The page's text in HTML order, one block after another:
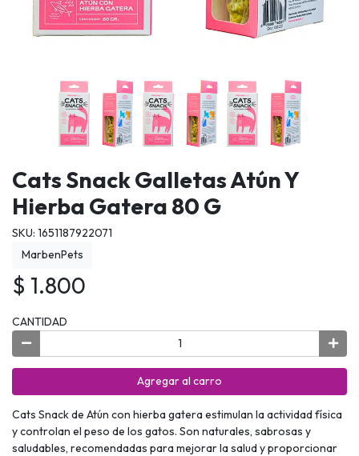
Cats Snack Galletas Atún Y
Hierba Gatera 80 G
SKU: 1651187922071
MarbenPets
$ 1.800
CANTIDAD
Agregar al carro
Cats Snack de Atún con hierba gatera estimulan la actividad física
y controlan el peso de los gatos. Son naturales, sabrosas y
saludables, recomendadas para mejorar la salud y proporcionar